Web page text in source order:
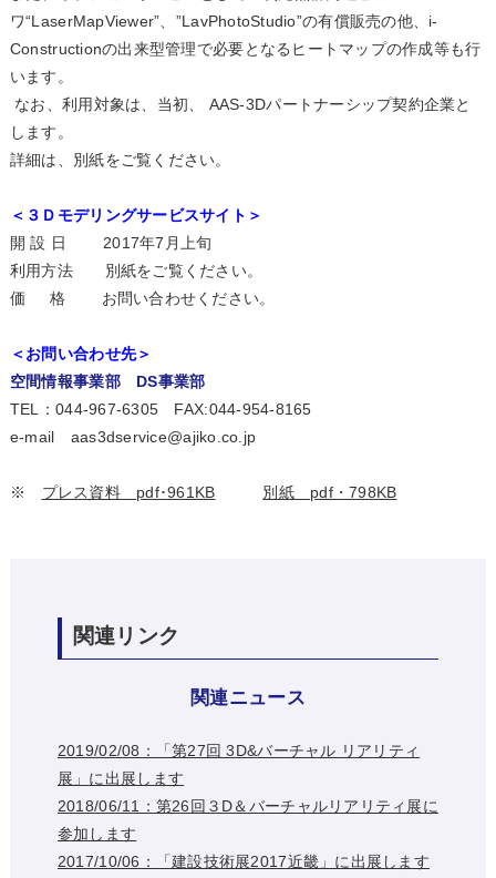
ワ“LaserMapViewer”、”LavPhotoStudio”の有償販売の他、i-
Constructionの出来型管理で必要となるヒートマップの作成等も行
います。
なお、利用対象は、当初、 AAS-3Dパートナーシップ契約企業と
します。
詳細は、別紙をご覧ください。
＜３Ｄモデリングサービスサイト＞
開 設 日 2017年7月上旬
利用方法 別紙をご覧ください。
価 格 お問い合わせください。
＜お問い合わせ先＞
空間情報事業部 DS事業部
TEL：044-967-6305 FAX:044-954-8165
e-mail aas3dservice@ajiko.co.jp
※ プレス資料 pdf･961KB 別紙 pdf・798KB
関連リンク
関連ニュース
2019/02/08：「第27回 3D&バーチャル リアリティ
展」に出展します
2018/06/11：第26回３D＆バーチャルリアリティ展に
参加します
2017/10/06：「建設技術展2017近畿」に出展します